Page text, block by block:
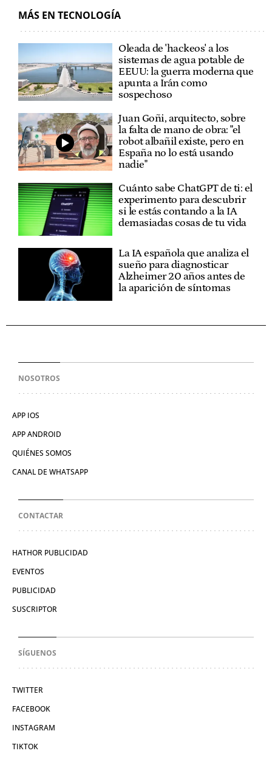
MÁS EN TECNOLOGÍA
Oleada de 'hackeos' a los
sistemas de agua potable de
EEUU: la guerra moderna que
apunta a Irán como
sospechoso
Juan Goñi, arquitecto, sobre
la falta de mano de obra: "el
robot albañil existe, pero en
España no lo está usando
nadie"
Cuánto sabe ChatGPT de ti: el
experimento para descubrir
si le estás contando a la IA
demasiadas cosas de tu vida
La IA española que analiza el
sueño para diagnosticar
Alzheimer 20 años antes de
la aparición de síntomas
NOSOTROS
APP IOS
APP ANDROID
QUIÉNES SOMOS
CANAL DE WHATSAPP
CONTACTAR
HATHOR PUBLICIDAD
EVENTOS
PUBLICIDAD
SUSCRIPTOR
SÍGUENOS
TWITTER
FACEBOOK
INSTAGRAM
TIKTOK